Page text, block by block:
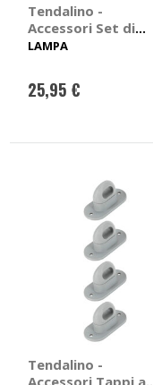
Tendalino -
Accessori Set di
cinghie universali -
LAMPA
25,95 €
Tendalino -
Accessori Tappi a